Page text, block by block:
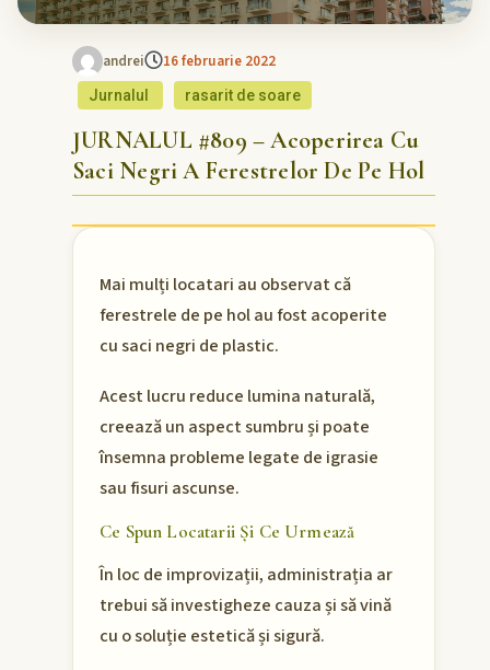
andrei 16 februarie 2022
Jurnalul rasarit de soare
JURNALUL #809 – Acoperirea Cu
Saci Negri A Ferestrelor De Pe Hol
Mai mulți locatari au observat că
ferestrele de pe hol au fost acoperite
cu saci negri de plastic.
Acest lucru reduce lumina naturală,
creează un aspect sumbru și poate
însemna probleme legate de igrasie
sau fisuri ascunse.
Ce Spun Locatarii Și Ce Urmează
În loc de improvizații, administrația ar
trebui să investigheze cauza și să vină
cu o soluție estetică și sigură.